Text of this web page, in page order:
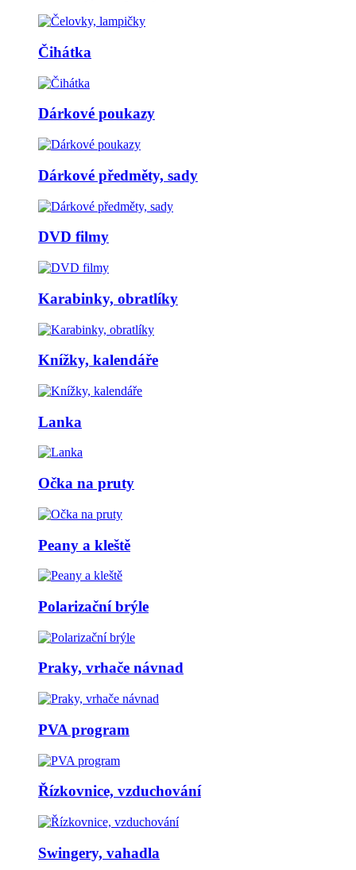
Čihátka
Dárkové poukazy
Dárkové předměty, sady
DVD filmy
Karabinky, obratlíky
Knížky, kalendáře
Lanka
Očka na pruty
Peany a kleště
Polarizační brýle
Praky, vrhače návnad
PVA program
Řízkovnice, vzduchování
Swingery, vahadla